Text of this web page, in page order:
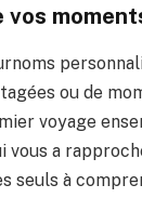
vos
ou de
voyage
vous a
seuls à